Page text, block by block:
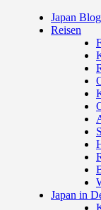
Japan Blog
Reisen
Japan in